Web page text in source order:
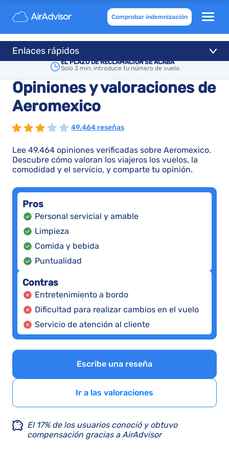
Comprobar indemnización
EL PLAZO DE RECLAMACIÓN SE ACABA
Solo 3 min: introduce tu número de vuelo
Enlaces rápidos
Opiniones y valoraciones de
Aeromexico
49.464 reseñas
Lee 49.464 opiniones verificadas sobre Aeromexico.
Descubre cómo valoran los viajeros los vuelos, la
comodidad y el servicio, y comparte tu opinión.
Pros
Personal servicial y amable
Limpieza
Comida y bebida
Puntualidad
Contras
Entretenimiento a bordo
Dificultad para realizar cambios en el vuelo
Servicio de atención al cliente
Escribe una reseña
Ir a las valoraciones
El 17% de los usuarios conoció y obtuvo
compensación gracias a AirAdvisor